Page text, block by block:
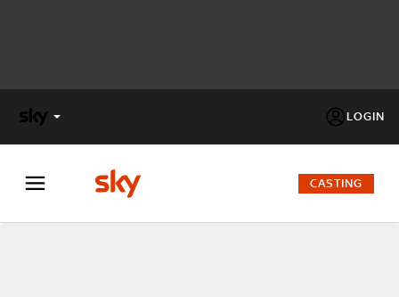
LOGIN
FACTOR
CASTING